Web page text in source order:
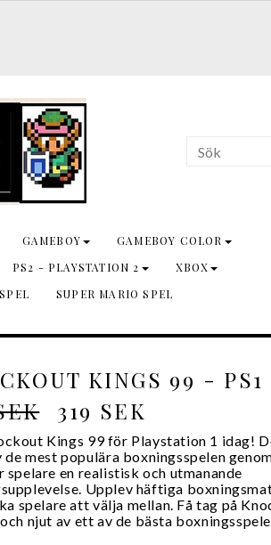
GAMEBOY
GAMEBOY COLOR
PS2 - PLAYSTATION 2
XBOX
SUPER MARIO SPEL
KINGS 99 - PS1
319 SEK
Kings 99 för Playstation 1 idag!
de mest populära boxningsspelen
spelare en realistisk och utmanande
Upplev häftiga
spelare att välja mellan. Få tag på
njut av ett av de bästa